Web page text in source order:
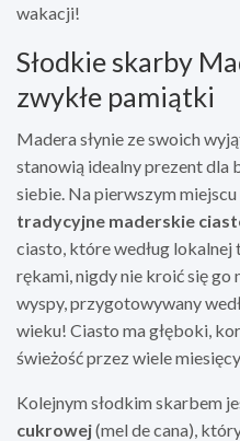
wakacji!
Słodkie skarby
zwykłe pamiątki
Madera słynie ze swoich
stanowią idealny prezent dla
siebie. Na pierwszym
tradycyjne maderskie
ciasto, które według lokalnej
rękami, nigdy nie kroić się go
wyspy, przygotowywany
wieku! Ciasto ma głęboki,
świeżość przez wiele miesięcy.
Kolejnym słodkim skarbem
cukrowej(mel de cana),